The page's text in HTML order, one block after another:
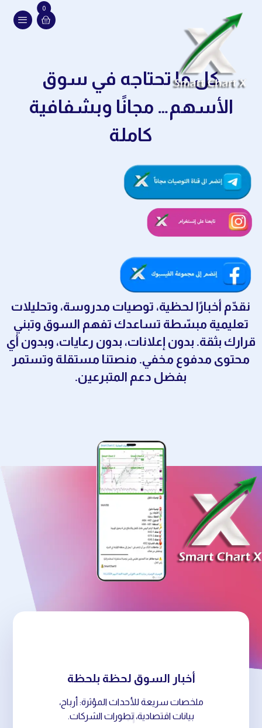
0
كل ما تحتاجه في سوق
الأسهم… مجانًا وبشفافية
كاملة
نقدّم أخبارًا لحظية، توصيات مدروسة، وتحليلات
تعليمية مبسّطة تساعدك تفهم السوق وتبني
قرارك بثقة. بدون إعلانات، بدون رعايات، وبدون أي
محتوى مدفوع مخفي. منصتنا مستقلة وتستمر
بفضل دعم المتبرعين.
٠١
أخبار السوق لحظة بلحظة
ملخصات سريعة للأحداث المؤثرة: أرباح،
بيانات اقتصادية، تطورات الشركات.